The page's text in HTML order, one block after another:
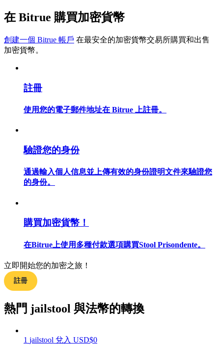
合約資訊
合約指南
學習如何保持盈利
在 Bitrue 購買加密貨幣
創建一個 Bitrue 帳戶 在最安全的加密貨幣交易所購買和出售
加密貨幣。
註冊
使用您的電子郵件地址在 Bitrue 上註冊。
驗證您的身份
通過輸入個人信息並上傳有效的身份證明文件來驗證您
的身份。
購買加密貨幣！
在Bitrue上使用多種付款選項購買Stool Prisondente。
立即開始您的加密之旅！
註冊
熱門 jailstool 與法幣的轉換
1 jailstool 兌入 USD$0